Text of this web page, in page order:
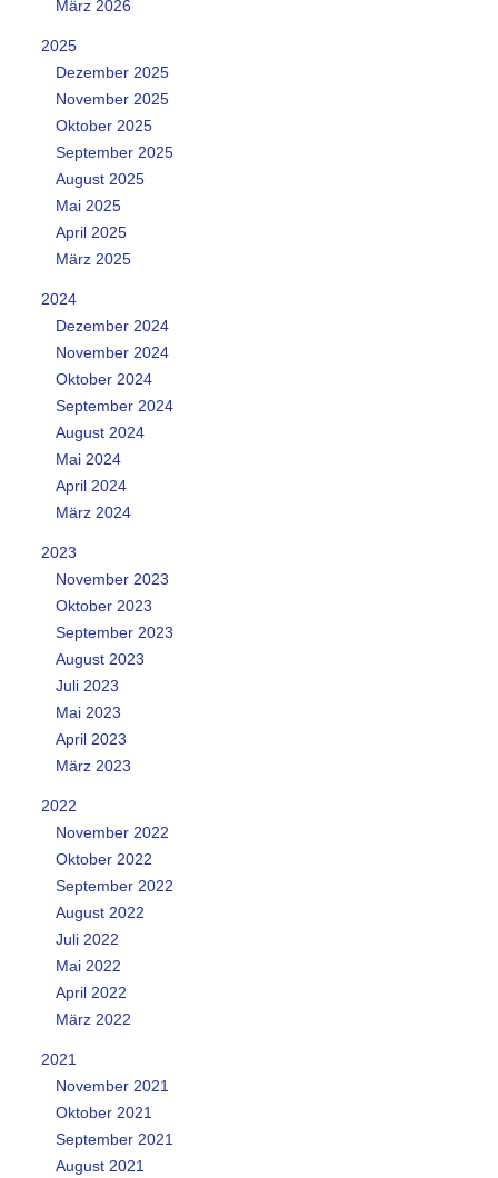
März 2026
2025
Dezember 2025
November 2025
Oktober 2025
September 2025
August 2025
Mai 2025
April 2025
März 2025
2024
Dezember 2024
November 2024
Oktober 2024
September 2024
August 2024
Mai 2024
April 2024
März 2024
2023
November 2023
Oktober 2023
September 2023
August 2023
Juli 2023
Mai 2023
April 2023
März 2023
2022
November 2022
Oktober 2022
September 2022
August 2022
Juli 2022
Mai 2022
April 2022
März 2022
2021
November 2021
Oktober 2021
September 2021
August 2021